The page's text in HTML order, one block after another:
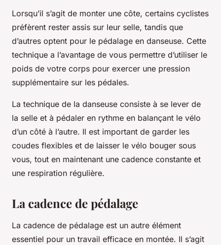
Lorsqu’il s’agit de monter une côte, certains cyclistes
préfèrent rester assis sur leur selle, tandis que
d’autres optent pour le pédalage en danseuse. Cette
technique a l’avantage de vous permettre d’utiliser le
poids de votre corps pour exercer une pression
supplémentaire sur les pédales.
La technique de la danseuse consiste à se lever de
la selle et à pédaler en rythme en balançant le vélo
d’un côté à l’autre. Il est important de garder les
coudes flexibles et de laisser le vélo bouger sous
vous, tout en maintenant une cadence constante et
une respiration régulière.
La cadence de pédalage
La cadence de pédalage est un autre élément
essentiel pour un travail efficace en montée. Il s’agit